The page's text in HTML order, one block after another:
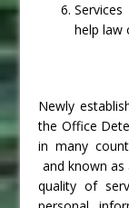
help law
Newly
the Office
in many
and known
quality of